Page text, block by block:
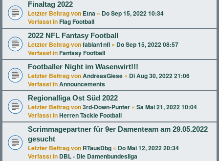
Finaltag 2022
Letzter Beitrag von Etna « Do Sep 15, 2022 10:34
Verfasst in Flag Football
2022 NFL Fantasy Football
Letzter Beitrag vonfabian1nfl « Do Sep 15, 2022 08:57
Verfasst in Fantasy Football
Footballer Night im Wasenwirt!!!
Letzter Beitrag vonAndreasGiese « Di Aug 30, 2022 21:06
Verfasst inAnnouncements
Regionalliga Ost Süd 2022
Letzter Beitrag von3rd-Down-Punter « Sa Mai 21, 2022 10:04
Verfasst inHerren Tackle Football
Scrimmagepartner für 9er Damenteam am 29.05.2022
gesucht
Letzter Beitrag von RTausDbg « Do Mai 12, 2022 20:34
Verfasst in DBL - Die Damenbundesliga